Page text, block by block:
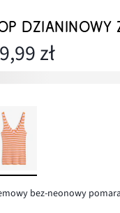
DZIANINOWY
zł
bez-neonowy